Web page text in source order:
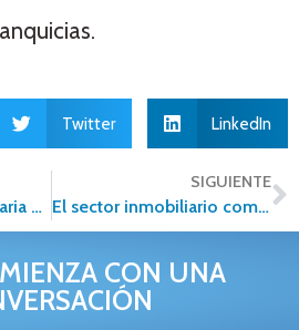
Twitter LinkedIn
Apuesta Alfa Inmobiliaria por el profesionalismo para generar un cambio en el sector en bienes raíces
SIGUIENTE
El sector inmobiliario comienza a ver las ventajas del blockchain
CON UNA